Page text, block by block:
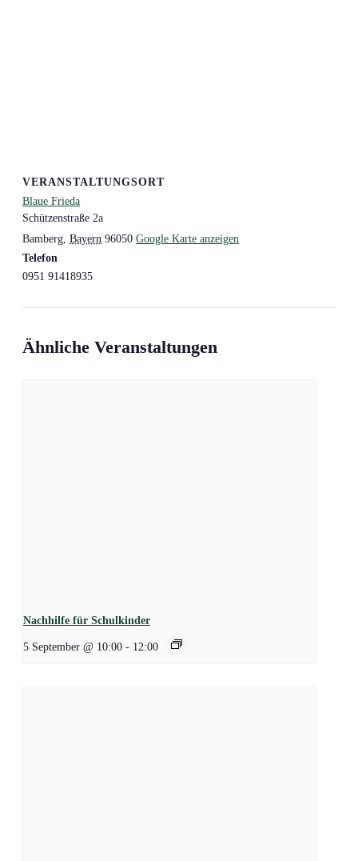
VERANSTALTUNGSORT
Blaue Frieda
Schützenstraße 2a
Bamberg Bayern 96050 Google Karte anzeigen
Telefon
0951 91418935
Ähnliche Veranstaltungen
Nachhilfe für Schulkinder
5 September @ 10:00 - 12:00